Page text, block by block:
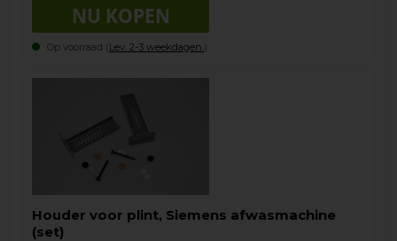
Op voorraad (Lev. 2-3 weekdagen. ).
Houder voor plint, Siemens afwasmachine
(set)